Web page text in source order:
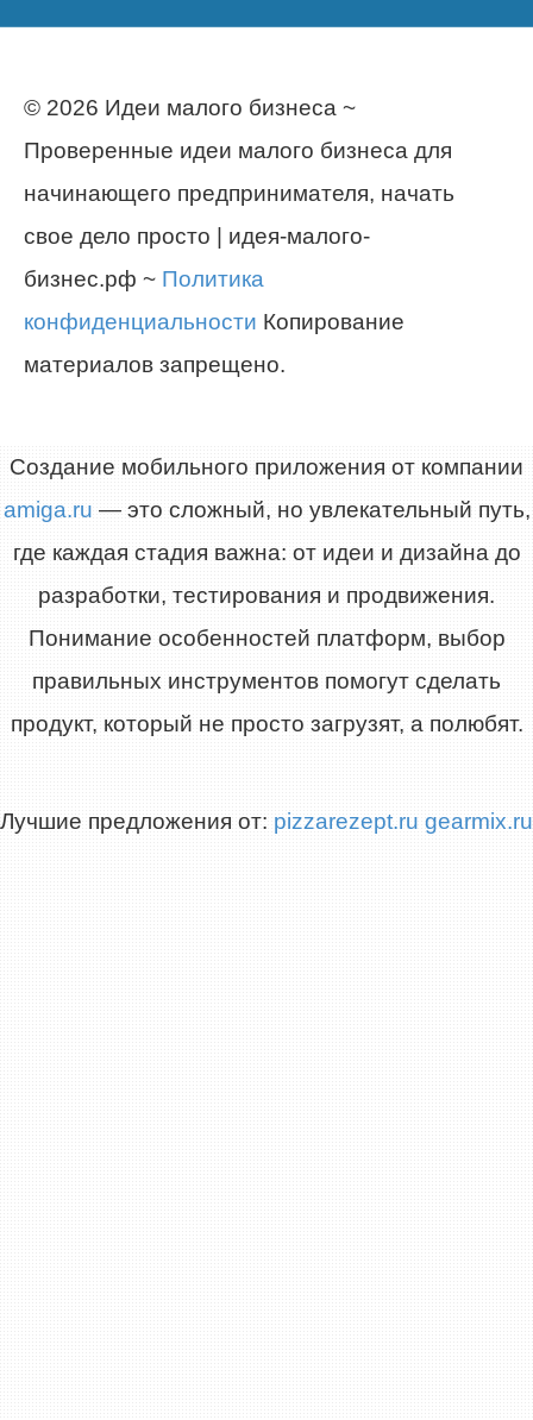
© 2026 Идеи малого бизнеса ~
Проверенные идеи малого бизнеса для
начинающего предпринимателя, начать
свое дело просто | идея-малого-
бизнес.рф ~ Политика
конфиденциальности Копирование
материалов запрещено.
Создание мобильного приложения от компании
amiga.ru — это сложный, но увлекательный путь,
где каждая стадия важна: от идеи и дизайна до
разработки, тестирования и продвижения.
Понимание особенностей платформ, выбор
правильных инструментов помогут сделать
продукт, который не просто загрузят, а полюбят.
Лучшие предложения от: pizzarezept.ru gearmix.ru